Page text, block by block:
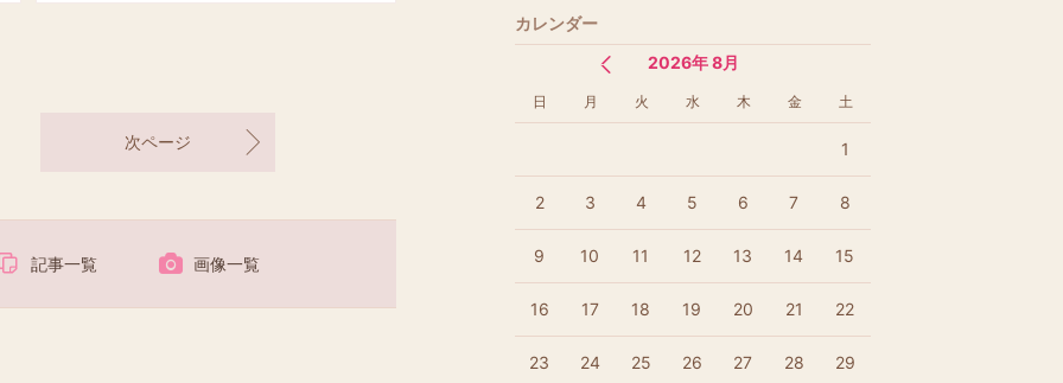
次ページ
記事一覧 画像一覧
カレンダー
2026年 8月
日 月 火 水 木 金 土
1
2 3 4 5 6 7 8
9 10 11 12 13 14 15
16 17 18 19 20 21 22
23 24 25 26 27 28 29